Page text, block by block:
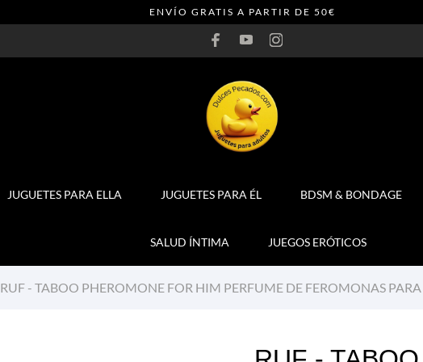
ENVÍO GRATIS A PARTIR DE 50€
JUGUETES PARA ELLA JUGUETES PARA ÉL BDSM & BONDAGE
SALUD ÍNTIMA JUEGOS ERÓTICOS
RUF - TABOO PHEROMONE FOR HIM PERFUME DE FEROMONAS